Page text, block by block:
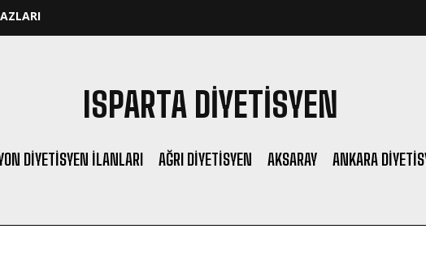
ISPARTA DIYETISYEN
DIYETISYEN ILANLARI AĞRI DIYETISYEN AKSARAY ANKARA